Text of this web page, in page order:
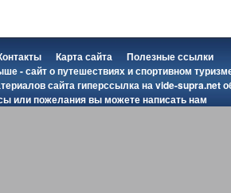
Карта сайта
Полезные ссылки
- сайт о путешествиях и спортивном
сайта гиперссылка наvide-supra.net
или пожелания вы можетенаписать нам